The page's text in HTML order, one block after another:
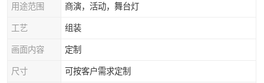
用途范围 商演，活动，舞台灯
工艺 组装
画面内容 定制
尺寸 可按客户需求定制